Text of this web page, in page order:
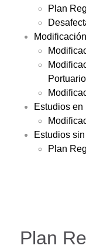
Plan
Estudios
Estudios
Plan
Plan